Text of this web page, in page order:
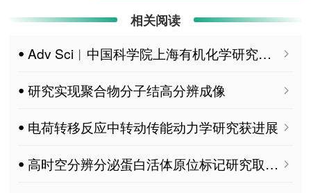
相关阅读
ꔷ Adv Sci︱中国科学院上海有机化学研究所何凯雯团队揭示帕金森病早期神经功能异常机制
ꔷ 研究实现聚合物分子结高分辨成像
ꔷ 电荷转移反应中转动传能动力学研究获进展
ꔷ 高时空分辨分泌蛋白活体原位标记研究取得进展